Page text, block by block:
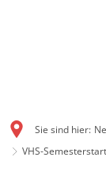
Sie sind hier:
VHS-